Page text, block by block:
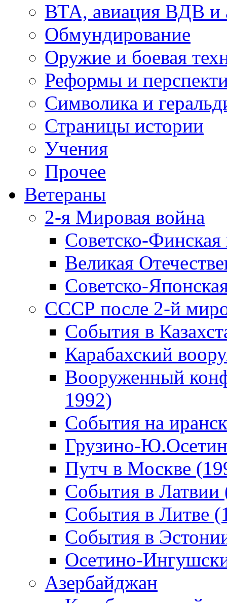
ВТА, авиация ВДВ и
Обмундирование
Оружие и боевая
Реформы и
Символика и
Страницы истории
Учения
Прочее
Ветераны
2-я Мировая война
Советско-
Великая
Советско-
СССР после 2-й
События в
Карабахский
Вооруженный
1992)
События на
Грузино-
Путч в Москве
События в Латвии
События в Литве
События в
Осетино-
Азербайджан